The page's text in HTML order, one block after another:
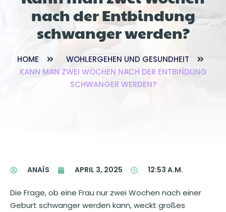
nach der Entbindung
schwanger werden?
HOME
WOHLERGEHEN UND GESUNDHEIT
KANN MAN ZWEI WOCHEN NACH DER ENTBINDUNG
SCHWANGER WERDEN?
ANAÏS APRIL 3, 2025 12:53 A.M.
Die Frage, ob eine Frau nur zwei Wochen nach einer
Geburt schwanger werden kann, weckt großes